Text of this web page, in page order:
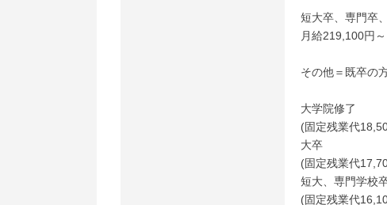
短大卒、専門卒
月給219,100円～
その他＝既卒の
大学院修了
(固定残業代
大卒
(固定残業代
短大、専門学校
(固定残業代